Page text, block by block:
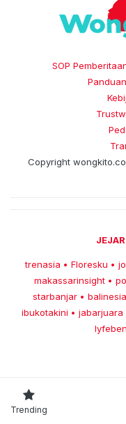
SOP
Copyright wongkito.co
trenasia • Floresku •
makassarinsight •
starbanjar • balinesia
ibukotakini • jabarjuara
Trending